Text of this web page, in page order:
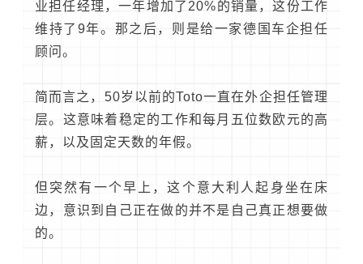
业担任经理，一年增加了20%的销量，这份工作
维持了9年。那之后，则是给一家德国车企担任
顾问。
简而言之，50岁以前的Toto一直在外企担任管理
层。这意味着稳定的工作和每月五位数欧元的高
薪，以及固定天数的年假。
但突然有一个早上，这个意大利人起身坐在床
边，意识到自己正在做的并不是自己真正想要做
的。